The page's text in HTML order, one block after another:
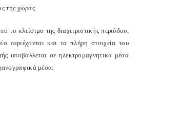
της χώρας.
το κλείσιμο της διαχειριστικής περιόδου,
περιέχονται και τα πλήρη στοιχεία του
υποβάλλεται σε ηλεκτρομαγνητικά μέσα
μέσα.